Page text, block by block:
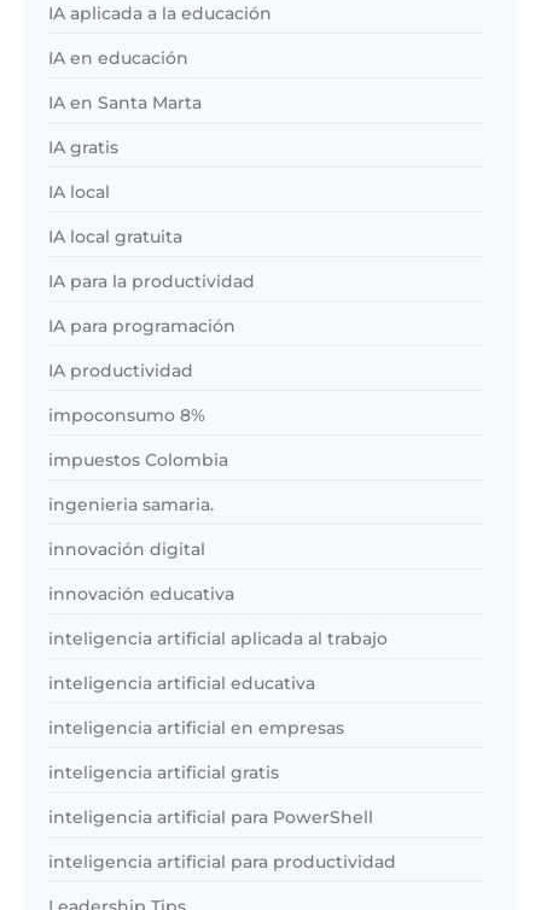
IA aplicada a la educación
IA en educación
IA en Santa Marta
IA gratis
IA local
IA local gratuita
IA para la productividad
IA para programación
IA productividad
impoconsumo 8%
impuestos Colombia
ingenieria samaria.
innovación digital
innovación educativa
inteligencia artificial aplicada al trabajo
inteligencia artificial educativa
inteligencia artificial en empresas
inteligencia artificial gratis
inteligencia artificial para PowerShell
inteligencia artificial para productividad